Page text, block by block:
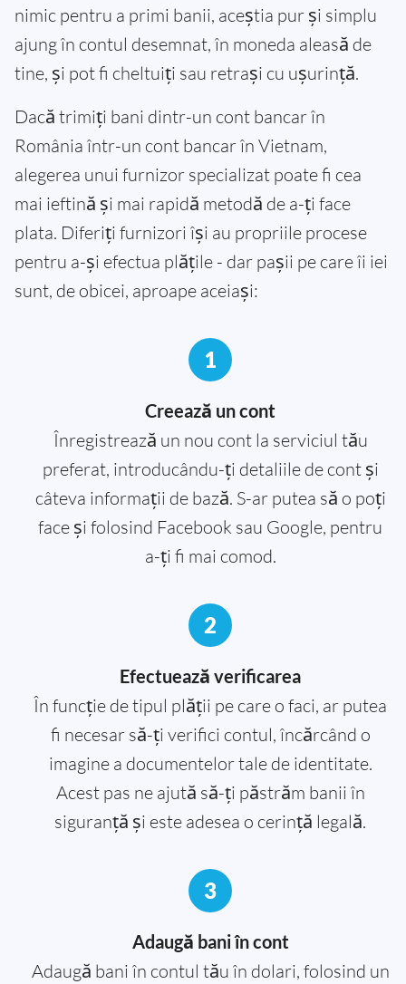
nimic pentru a primi banii, aceștia pur și simplu
ajung în contul desemnat, în moneda aleasă de
tine, și pot fi cheltuiți sau retrași cu ușurință.
Dacă trimiți bani dintr-un cont bancar în
România într-un cont bancar în Vietnam,
alegerea unui furnizor specializat poate fi cea
mai ieftină și mai rapidă metodă de a-ți face
plata. Diferiți furnizori își au propriile procese
pentru a-și efectua plățile - dar pașii pe care îi iei
sunt, de obicei, aproape aceiași:
1
Creează un cont
Înregistrează un nou cont la serviciul tău
preferat, introducându-ți detaliile de cont și
câteva informații de bază. S-ar putea să o poți
face și folosind Facebook sau Google, pentru
a-ți fi mai comod.
2
Efectuează verificarea
În funcție de tipul plății pe care o faci, ar putea
fi necesar să-ți verifici contul, încărcând o
imagine a documentelor tale de identitate.
Acest pas ne ajută să-ți păstrăm banii în
siguranță și este adesea o cerință legală.
3
Adaugă bani în cont
Adaugă bani în contul tău în dolari, folosind un